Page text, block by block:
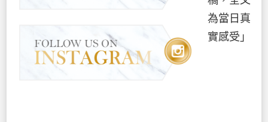
為當日真
實感受」